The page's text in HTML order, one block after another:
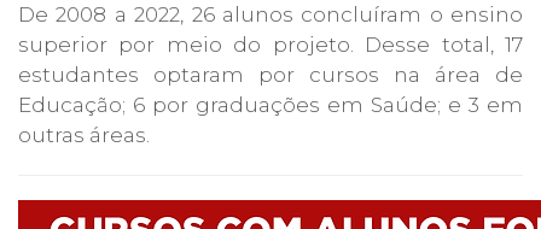
De 2008 a 2022, 26 alunos concluíram o ensino
superior por meio do projeto. Desse total, 17
estudantes optaram por cursos na área de
Educação; 6 por graduações em Saúde; e 3 em
outras áreas.